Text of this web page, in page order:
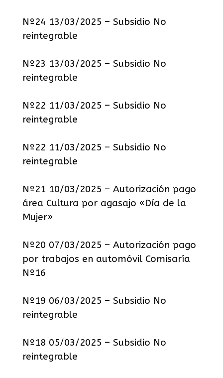
Nº24 13/03/2025 – Subsidio No
reintegrable
Nº23 13/03/2025 – Subsidio No
reintegrable
Nº22 11/03/2025 – Subsidio No
reintegrable
Nº22 11/03/2025 – Subsidio No
reintegrable
Nº21 10/03/2025 – Autorización pago
área Cultura por agasajo «Día de la
Mujer»
Nº20 07/03/2025 – Autorización pago
por trabajos en automóvil Comisaría
Nº16
Nº19 06/03/2025 – Subsidio No
reintegrable
Nº18 05/03/2025 – Subsidio No
reintegrable